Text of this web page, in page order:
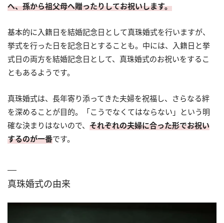
へ、孫から祖父母へ贈ったりしてお祝いします。
基本的に入籍日を結婚記念日として真珠婚式を行いますが、
挙式を行った日を記念日とすることも。中には、入籍日と挙
式日の両方を結婚記念日として、真珠婚式のお祝いをするこ
ともあるようです。
真珠婚式は、長年寄り添ってきた夫婦を祝福し、さらなる絆
を深めることが目的。「こうでなくてはならない」という明
確な決まりはないので、 それぞれの夫婦に合った形でお祝い
するのが一番です。
真珠婚式の由来